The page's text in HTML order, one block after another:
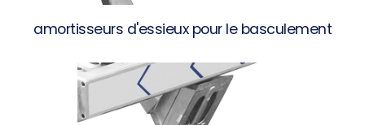
amortisseurs d'essieux pour le basculement